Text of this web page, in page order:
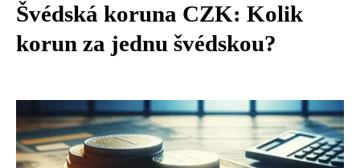
Švédská koruna CZK: Kolik
korun za jednu švédskou?